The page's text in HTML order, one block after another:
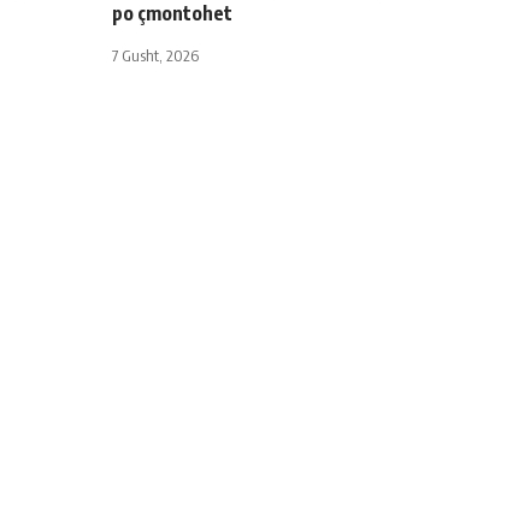
po çmontohet
7 Gusht, 2026